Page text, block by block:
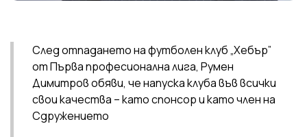
След отпадането на футболен клуб „Хебър”
от Първа професионална лига, Румен
Димитров обяви, че напуска клуба във всички
свои качества – като спонсор и като член на
Сдружението